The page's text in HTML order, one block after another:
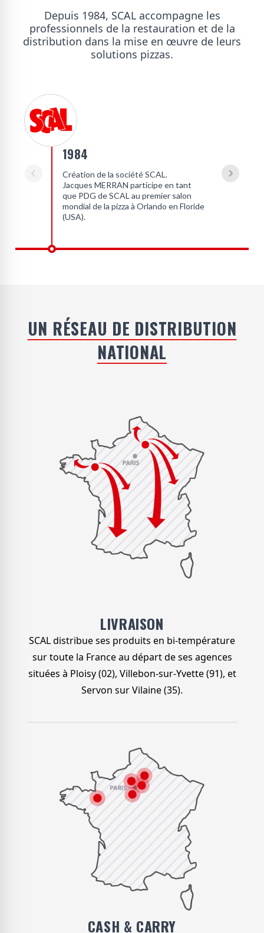
Depuis 1984, SCAL accompagne les
professionnels de la restauration et de la
distribution dans la mise en œuvre de leurs
solutions pizzas.
1984
Création de la société SCAL.
Jacques MERRAN participe en tant
que PDG de SCAL au premier salon
mondial de la pizza à Orlando en Floride
(USA).
UN RÉSEAU DE DISTRIBUTION
NATIONAL
LIVRAISON
SCAL distribue ses produits en bi-température
sur toute la France au départ de ses agences
situées à Ploisy (02), Villebon-sur-Yvette (91), et
Servon sur Vilaine (35).
CASH & CARRY